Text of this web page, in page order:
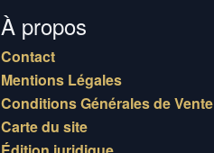
À propos
Contact
Mentions Légales
Conditions Générales de Vente
Carte du site